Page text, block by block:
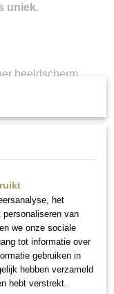
uniek.
beeldscherm
informatie en/of
paneel is
waardoor de verf
Vervolgens
in verschillende
Door het geheel
komt het patroon
maar ook sierlijk
het
van
we onze sociale
tot informatie over
gebruiken in
hebben verzameld
hebt verstrekt.